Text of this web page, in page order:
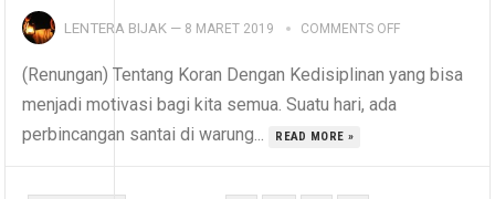
LENTERA BIJAK — 8 MARET 2019 COMMENTS OFF
(Renungan) Tentang Koran Dengan Kedisiplinan yang bisa
menjadi motivasi bagi kita semua. Suatu hari, ada
perbincangan santai di warung...
READ MORE »